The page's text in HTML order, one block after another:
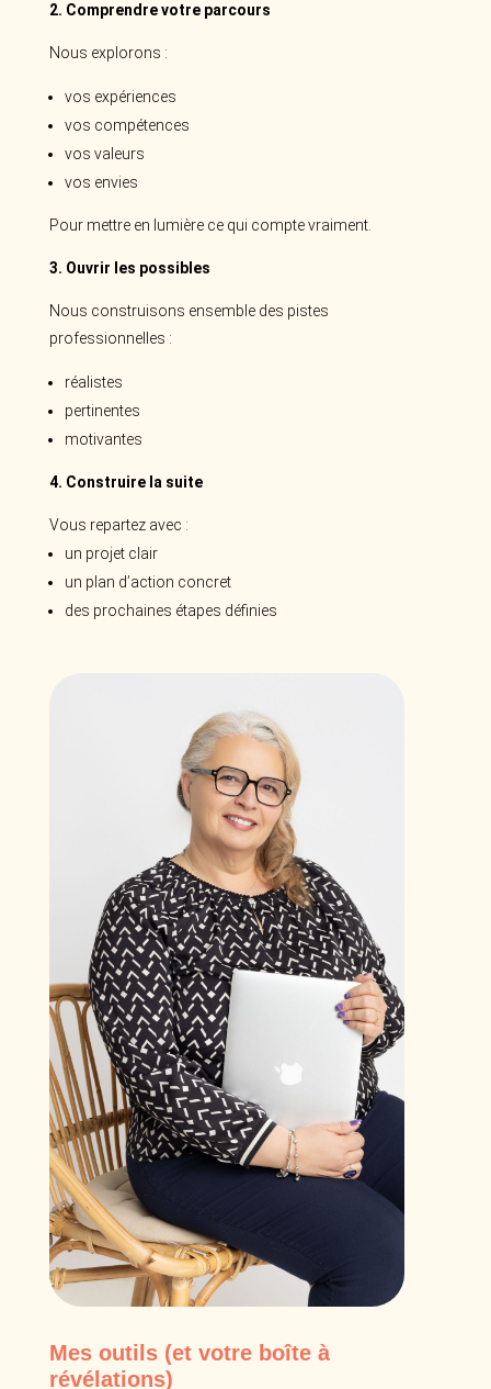
2. Comprendre votre parcours
Nous explorons :
vos expériences
vos compétences
vos valeurs
vos envies
Pour mettre en lumière ce qui compte vraiment.
3. Ouvrir les possibles
Nous construisons ensemble des pistes
professionnelles :
réalistes
pertinentes
motivantes
4. Construire la suite
Vous repartez avec :
un projet clair
un plan d’action concret
des prochaines étapes définies
Mes outils (et votre boîte à
révélations)